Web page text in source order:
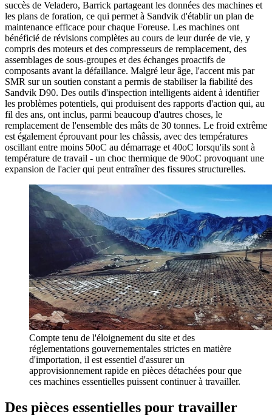
succès de Veladero, Barrick partageant les données des machines et
les plans de foration, ce qui permet à Sandvik d'établir un plan de
maintenance efficace pour chaque Foreuse. Les machines ont
bénéficié de révisions complètes au cours de leur durée de vie, y
compris des moteurs et des compresseurs de remplacement, des
assemblages de sous-groupes et des échanges proactifs de
composants avant la défaillance. Malgré leur âge, l'accent mis par
SMR sur un soutien constant a permis de stabiliser la fiabilité des
Sandvik D90. Des outils d'inspection intelligents aident à identifier
les problèmes potentiels, qui produisent des rapports d'action qui, au
fil des ans, ont inclus, parmi beaucoup d'autres choses, le
remplacement de l'ensemble des mâts de 30 tonnes. Le froid extrême
est également éprouvant pour les châssis, avec des températures
oscillant entre moins 50oC au démarrage et 40oC lorsqu'ils sont à
température de travail - un choc thermique de 90oC provoquant une
expansion de l'acier qui peut entraîner des fissures structurelles.
Compte tenu de l'éloignement du site et des
réglementations gouvernementales strictes en matière
d'importation, il est essentiel d'assurer un
approvisionnement rapide en pièces détachées pour que
ces machines essentielles puissent continuer à travailler.
Des pièces essentielles pour travailler